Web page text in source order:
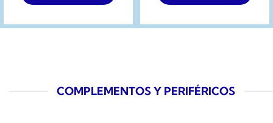
COMPLEMENTOS Y PERIFÉRICOS